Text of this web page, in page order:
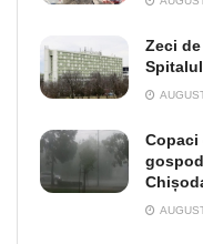
Zeci
Copaci